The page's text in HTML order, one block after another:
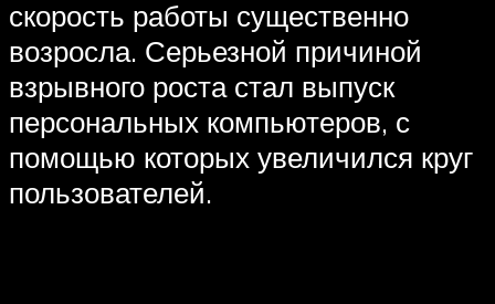
скорость работы существенно
возросла. Серьезной причиной
взрывного роста стал выпуск
персональных компьютеров, с
помощью которых увеличился круг
пользователей.